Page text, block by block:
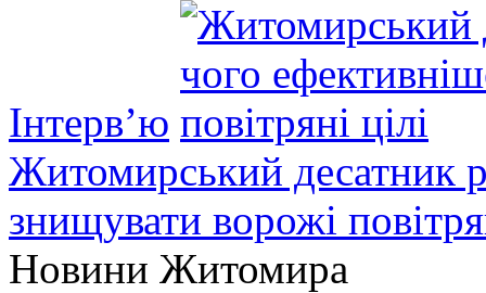
Інтерв’ю
Житомирський десатник
знищувати ворожі
Новини Житомира